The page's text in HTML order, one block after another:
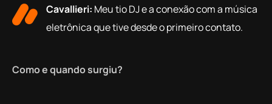
Cavallieri: Meu tio DJ e a conexão com a música
eletrônica que tive desde o primeiro contato.
Como e quando surgiu?